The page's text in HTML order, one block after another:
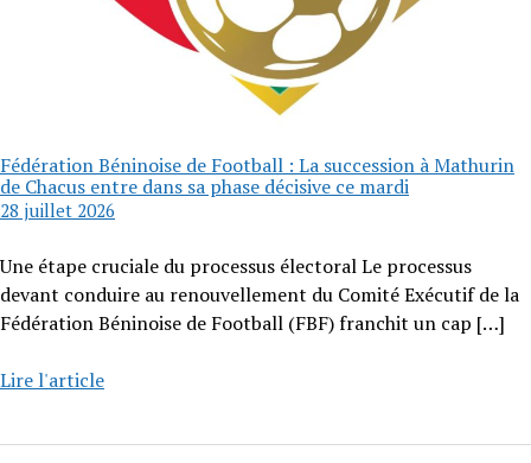
Fédération Béninoise de Football : La succession à Mathurin
de Chacus entre dans sa phase décisive ce mardi
28 juillet 2026
Une étape cruciale du processus électoral Le processus
devant conduire au renouvellement du Comité Exécutif de la
Fédération Béninoise de Football (FBF) franchit un cap […]
Lire l'article